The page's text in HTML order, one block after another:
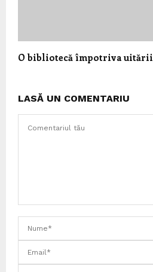
O bibliotecă împotriva uitării
LASĂ UN COMENTARIU